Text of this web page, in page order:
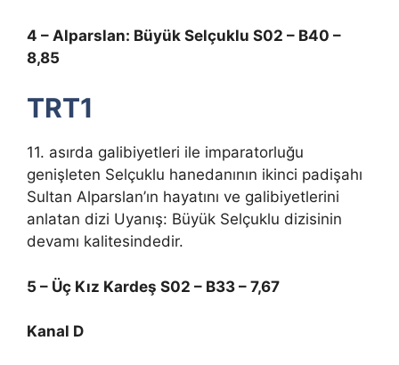
4 – Alparslan: Büyük Selçuklu S02 – B40 –
8,85
TRT1
11. asırda galibiyetleri ile imparatorluğu
genişleten Selçuklu hanedanının ikinci padişahı
Sultan Alparslan’ın hayatını ve galibiyetlerini
anlatan dizi Uyanış: Büyük Selçuklu dizisinin
devamı kalitesindedir.
5 – Üç Kız Kardeş S02 – B33 – 7,67
Kanal D